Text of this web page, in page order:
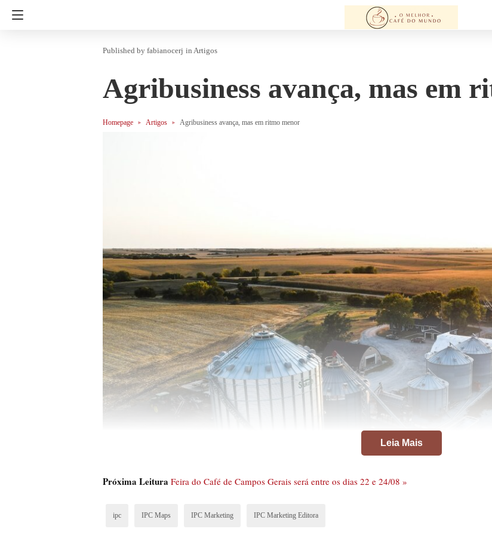
fabianocerj in Artigos
Agribusiness avança, mas em
Homepage Artigos Agribusiness avança, mas em ritmo menor
Leia Mais
Próxima Leitura Feira do Café de Campos Gerais será entre os dias 22 e 24/08 »
ipc IPC Maps IPC Marketing IPC Marketing Editora